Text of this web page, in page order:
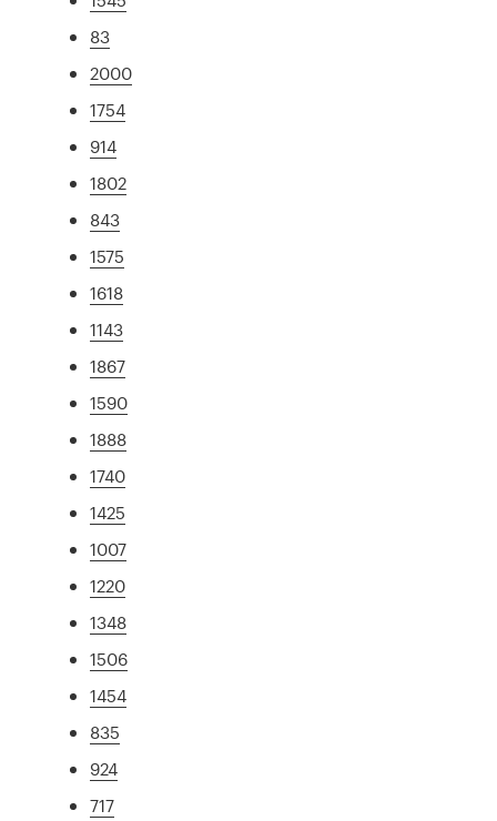
83
2000
1754
914
1802
843
1575
1618
1143
1867
1590
1888
1740
1425
1007
1220
1348
1506
1454
835
924
717